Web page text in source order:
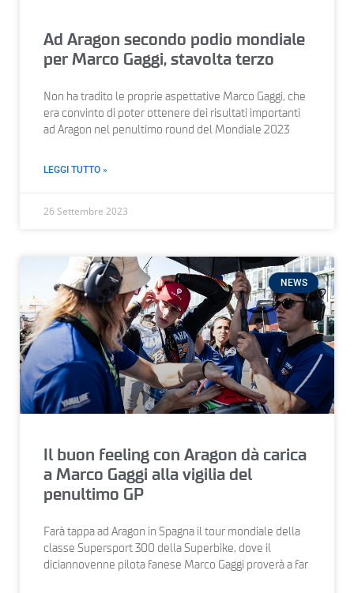
Ad Aragon secondo podio mondiale
per Marco Gaggi, stavolta terzo
Non ha tradito le proprie aspettative Marco Gaggi, che
era convinto di poter ottenere dei risultati importanti
ad Aragon nel penultimo round del Mondiale 2023
LEGGI TUTTO »
26 Settembre 2023
NEWS
Il buon feeling con Aragon dà carica
a Marco Gaggi alla vigilia del
penultimo GP
Farà tappa ad Aragon in Spagna il tour mondiale della
classe Supersport 300 della Superbike, dove il
diciannovenne pilota fanese Marco Gaggi proverà a far